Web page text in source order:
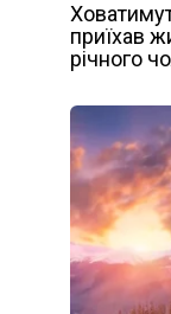
приїхав
річного